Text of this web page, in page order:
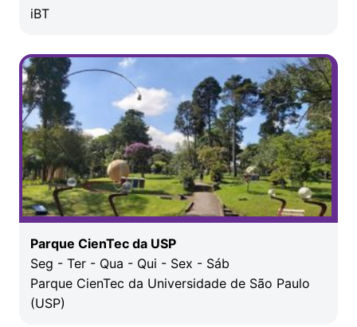
iBT
Parque CienTec da USP
Seg - Ter - Qua - Qui - Sex - Sáb
Parque CienTec da Universidade de São Paulo
(USP)